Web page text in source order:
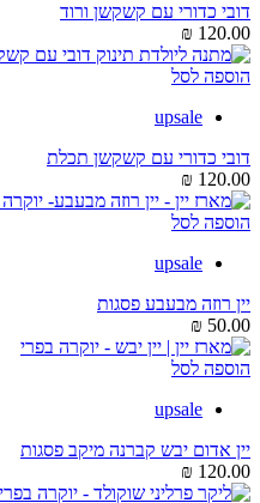
דובי כדורי עם קשקשן ורוד
₪ 120.00
הוספה לסל
upsale
דובי כדורי עם קשקשן תכלת
₪ 120.00
הוספה לסל
upsale
יין רוזה מבעבע פסגות
₪ 50.00
הוספה לסל
upsale
יין אדום יבש קברנה מיקב פסגות
₪ 120.00